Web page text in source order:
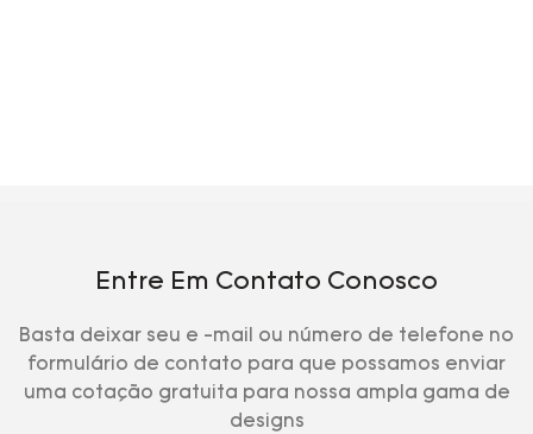
Entre Em Contato Conosco
Basta deixar seu e -mail ou número de telefone no
formulário de contato para que possamos enviar
uma cotação gratuita para nossa ampla gama de
designs